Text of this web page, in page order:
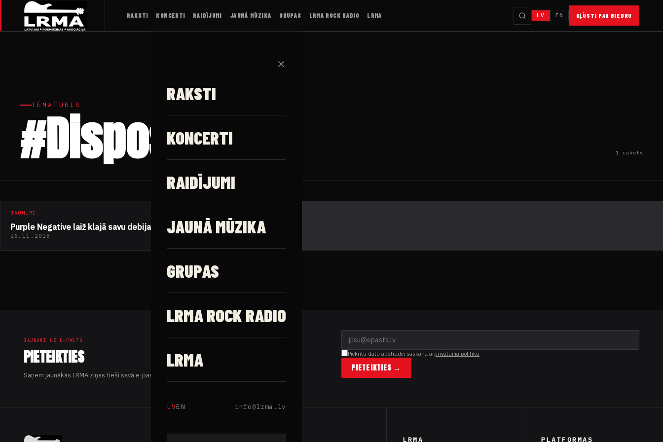
RAKSTI KONCERTI RAIDĪJUMI JAUNĀ MŪZIKA GRUPAS LRMA ROCK RADIO LRMA LV EN KĻŪSTI PAR BIEDRU
✕
RAKSTI
KONCERTI
RAIDĪJUMI
JAUNĀ MŪZIKA
GRUPAS
LRMA ROCK RADIO
LRMA
LVEN info@lrma.lv
TĒMATURIS
#Disposable 1 raksts
JAUNUMI
Purple Negative laiž klajā savu debijas EP – “SOAP”
26.11.2018
JAUNUMI UZ E-PASTU
PIETEIKTIES
Saņem jaunākās LRMA ziņas tieši savā e-pastā.
Piekrītu datu apstrādei saskaņā arprivātuma politiku
PIETEIKTIES →
LRMA PLATFORMAS